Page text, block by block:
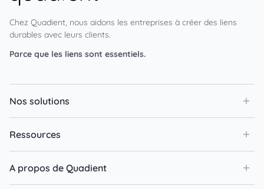
Chez Quadient, nous aidons les entreprises à créer des liens
durables avec leurs clients.
Parce que les liens sont essentiels.
Nos solutions
Ressources
A propos de Quadient